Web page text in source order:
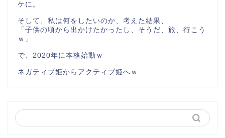
ケに。
そして、私は何をしたいのか、考えた結果、
「子供の頃から出かけたかったし、そうだ、旅、行こう
ｗ」
で、2020年に本格始動ｗ
ネガティブ姫からアクティブ姫へｗ